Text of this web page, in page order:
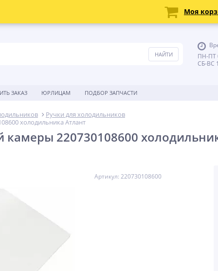
ПН-ПТ
СБ-ВС
ЗАКАЗ ЮРЛИЦАМ ПОДБОР ЗАПЧАСТИ
Ручки для холодильников
холодильника Атлант
камеры 220730108600
Артикул: 220730108600
Моя